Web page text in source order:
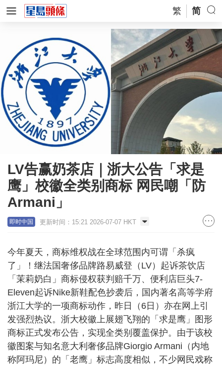
繁 简
LV告赢奶茶店｜浙大公告「求是
鹰」校徽全类别商标 网民嘲「防
Armani」
即时中国 更新时间：15:21 2026-07-07 HKT
今年夏天，商标维权战在全球范围内可谓「杀疯
了」！继法国奢侈品牌路易威登（LV）起诉茶饮店
「茉莉奶白」商标侵权获判赔千万、便利店巨头7-
Eleven起诉Nike新鞋配色抄袭后，国内著名高等学府
浙江大学的一项商标动作，昨日（6日）亦在网上引
发强烈热议。浙大校徽上展翅飞翔的「求是鹰」图形
商标正式发布公告，实现全类别覆盖保护。由于该校
徽图案与知名意大利奢侈品牌Giorgio Armani（内地
称阿玛尼）的「老鹰」标志高度相似，不少网民戏称